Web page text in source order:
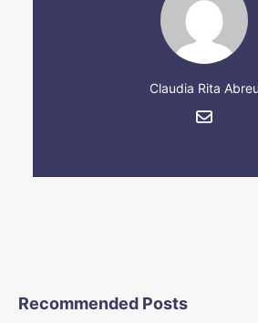
Claudia Rita Abreu
Recommended Posts